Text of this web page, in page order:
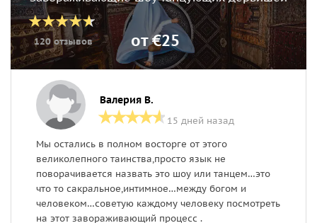
120 отзывов от €25
Валерия В.
15 дней назад
Мы остались в полном восторге от этого
великолепного таинства,просто язык не
поворачивается назвать это шоу или танцем…это
что то сакральное,интимное…между богом и
человеком…советую каждому человеку посмотреть
на этот завораживающий процесс .